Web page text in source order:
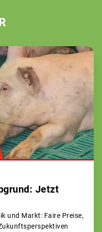
Jetzt
und Markt: Faire Preise,